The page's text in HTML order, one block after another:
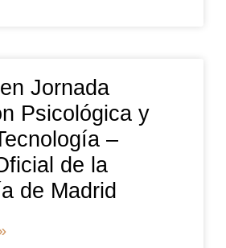
Jornada
Psicológica y
–
de la
de Madrid